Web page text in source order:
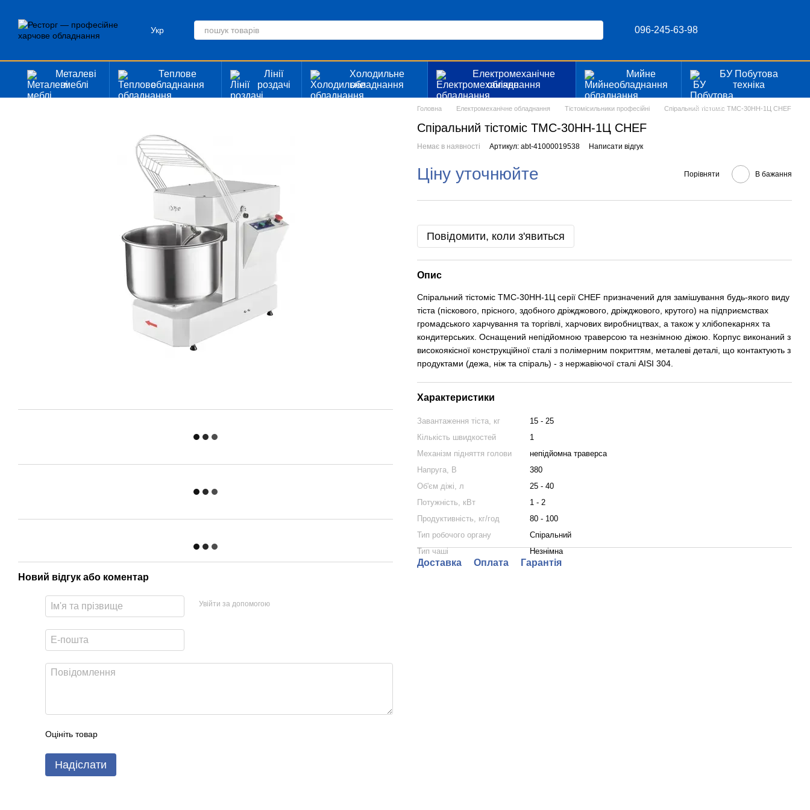
Укр 096-245-63-98
Металеві
меблі
Теплове
обладнання
Лінії
роздачі
Холодильне
обладнання
Електромеханічне
обладнання
Мийне
обладнання
БУ Побутова
техніка
Новий відгук або коментар
Увійти за допомогою
Оцініть товар
Надіслати
Головна Електромеханічне обладнання Тістомісильники професійні Спіральний тістоміс ТМС-30НН-1Ц CHEF
Спіральний тістоміс ТМС-30НН-1Ц CHEF
Немає в наявності Артикул: abt-41000019538 Написати відгук
Ціну уточнюйте Порівняти В бажання
Повідомити, коли з'явиться
Опис
Спіральний тістоміс ТМС-30НН-1Ц серії CHEF призначений для замішування будь-якого виду
тіста (піскового, прісного, здобного дріжджового, дріжджового, крутого) на підприємствах
громадського харчування та торгівлі, харчових виробництвах, а також у хлібопекарнях та
кондитерських. Оснащений непідйомною траверсою та незнімною діжою. Корпус виконаний з
високоякісної конструкційної сталі з полімерним покриттям, металеві деталі, що контактують з
продуктами (дежа, ніж та спіраль) - з нержавіючої сталі AISI 304.
Характеристики
Завантаження тіста, кг
15 - 25
Кількість швидкостей
1
Механізм підняття голови
непідйомна траверса
Напруга, В
380
Об'єм діжі, л
25 - 40
Потужність, кВт
1 - 2
Продуктивність, кг/год
80 - 100
Тип робочого органу
Спіральний
Тип чаші
Незнімна
Доставка Оплата Гарантія